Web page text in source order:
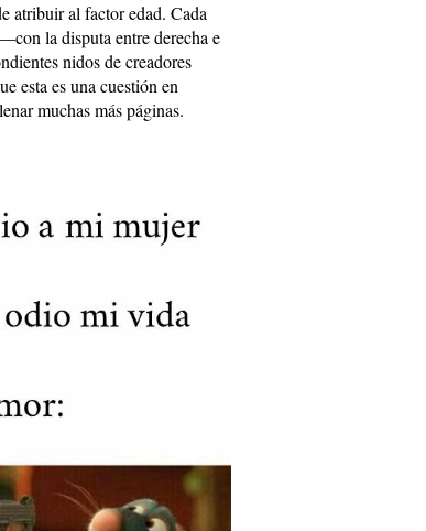
atribuir al factor edad. Cada
la disputa entre derecha e
nidos de creadores
esta es una cuestión en
muchas más páginas.